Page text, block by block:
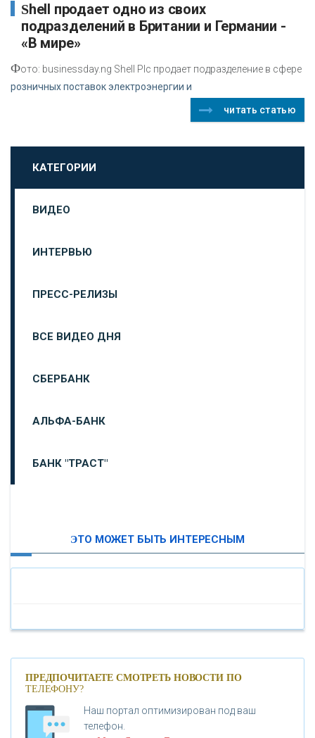
Shell продает одно из своих
подразделений в Британии и Германии -
«В мире»
Фото: businessday.ng Shell Plc продает подразделение в сфере
розничных поставок электроэнергии и
читать статью
КАТЕГОРИИ
ВИДЕО
ИНТЕРВЬЮ
ПРЕСС-РЕЛИЗЫ
ВСЕ ВИДЕО ДНЯ
СБЕРБАНК
АЛЬФА-БАНК
БАНК "ТРАСТ"
«БАНК САНКТ-ПЕТЕРБУРГ»
«ПРОМСВЯЗЬБАНК»
«НОВИКОМБАНК»
ЭТО МОЖЕТ БЫТЬ ИНТЕРЕСНЫМ
ПРЕДПОЧИТАЕТЕ СМОТРЕТЬ НОВОСТИ ПО
ТЕЛЕФОНУ?
Наш портал оптимизирован под ваш
телефон.